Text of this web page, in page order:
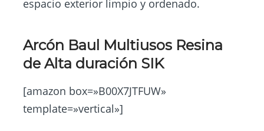
espacio exterior limpio y ordenado.
Arcón Baul Multiusos Resina
de Alta duración SIK
[amazon box=»B00X7JTFUW»
template=»vertical»]